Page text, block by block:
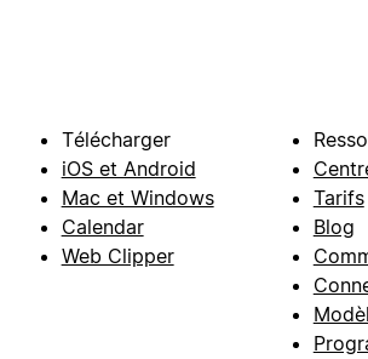
Télécharger
iOS et Android
Mac et Windows
Calendar
Web Clipper
Tarifs
Blog